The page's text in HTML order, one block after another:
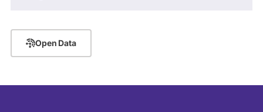
Open Data